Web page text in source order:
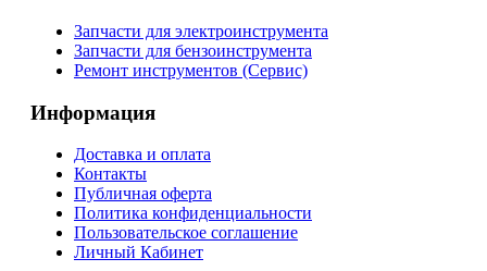
Запчасти для электроинструмента
Запчасти для бензоинструмента
Ремонт инструментов (Сервис)
Информация
Доставка и оплата
Контакты
Публичная оферта
Политика конфиденциальности
Пользовательское соглашение
Личный Кабинет